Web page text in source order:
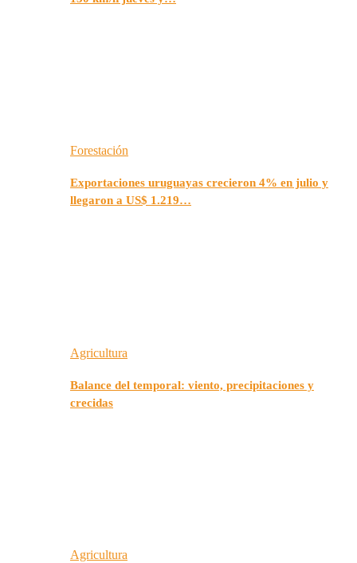
Forestación
Exportaciones uruguayas crecieron 4% en julio y
llegaron a US$ 1.219…
Agricultura
Balance del temporal: viento, precipitaciones y
crecidas
Agricultura